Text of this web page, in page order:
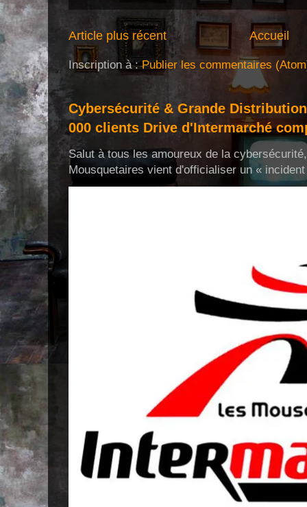
Article plus récent Accueil
Inscription à :Publier les commentaires
Cybersécurité & Grande
000 clients Drive d'Intermarché
Salut à tous les amoureux de la
Mousquetaires vient d'officialiser un «